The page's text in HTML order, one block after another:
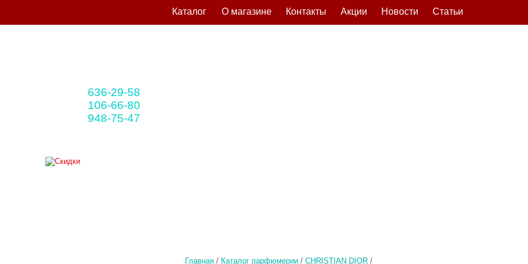
Главная / Каталог парфюмерии / CHRISTIAN DIOR /
636-29-58
106-66-80
948-75-47
Статьи
Новости
Акции
Контакты
О магазине
Каталог